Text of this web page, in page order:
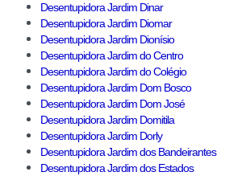
Desentupidora Jardim Dinar
Desentupidora Jardim Diomar
Desentupidora Jardim Dionísio
Desentupidora Jardim do Centro
Desentupidora Jardim do Colégio
Desentupidora Jardim Dom Bosco
Desentupidora Jardim Dom José
Desentupidora Jardim Domitila
Desentupidora Jardim Dorly
Desentupidora Jardim dos Bandeirantes
Desentupidora Jardim dos Estados